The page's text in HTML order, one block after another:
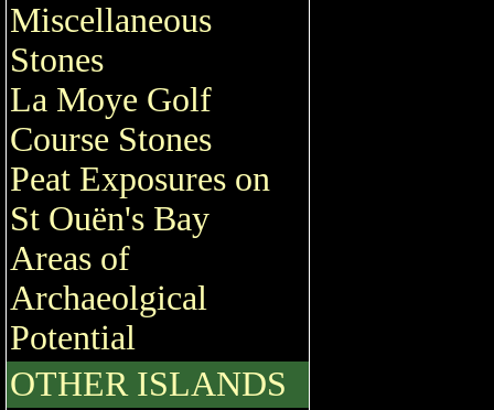
Miscellaneous
Stones
La Moye Golf
Course Stones
Peat Exposures on
St Ouën's Bay
Areas of
Archaeolgical
Potential
OTHER ISLANDS